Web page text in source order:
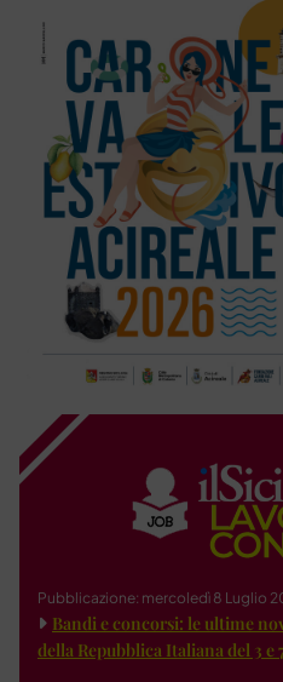
Pubblicazione: mercoledì 8 Luglio
Bandi e concorsi: le ultime
della Repubblica Italiana del 3 e